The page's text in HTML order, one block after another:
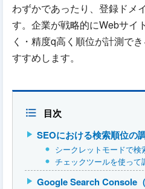
わずかであったり、登録ドメ
す。企業が戦略的にWebサイ
く・精度q高く順位が計測でき
すすめします。
目次
SEOにおける検索順位の
シークレットモードで検
チェックツールを使って
Google Search Console